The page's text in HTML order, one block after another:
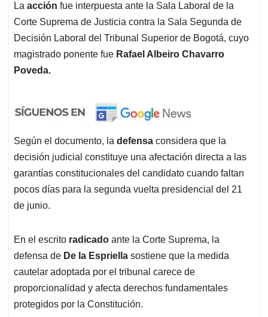
La acción fue interpuesta ante la Sala Laboral de la
Corte Suprema de Justicia contra la Sala Segunda de
Decisión Laboral del Tribunal Superior de Bogotá, cuyo
magistrado ponente fue Rafael Albeiro Chavarro
Poveda.
Según el documento, la defensa considera que la
decisión judicial constituye una afectación directa a las
garantías constitucionales del candidato cuando faltan
pocos días para la segunda vuelta presidencial del 21
de junio.
En el escrito radicado ante la Corte Suprema, la
defensa de De la Espriella sostiene que la medida
cautelar adoptada por el tribunal carece de
proporcionalidad y afecta derechos fundamentales
protegidos por la Constitución.